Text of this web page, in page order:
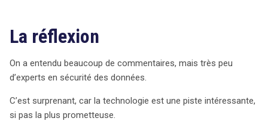
La réflexion
On a entendu beaucoup de commentaires, mais très peu
d’experts en sécurité des données.
C’est surprenant, car la technologie est une piste intéressante,
si pas la plus prometteuse.